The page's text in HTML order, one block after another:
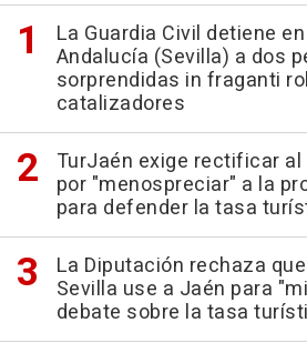
La Guardia Civil detiene
Andalucía (Sevilla) a dos
sorprendidas in fraganti
catalizadores
TurJaén exige rectificar
por "menospreciar" a la
para defender la tasa
La Diputación rechaza
Sevilla use a Jaén para
debate sobre la tasa